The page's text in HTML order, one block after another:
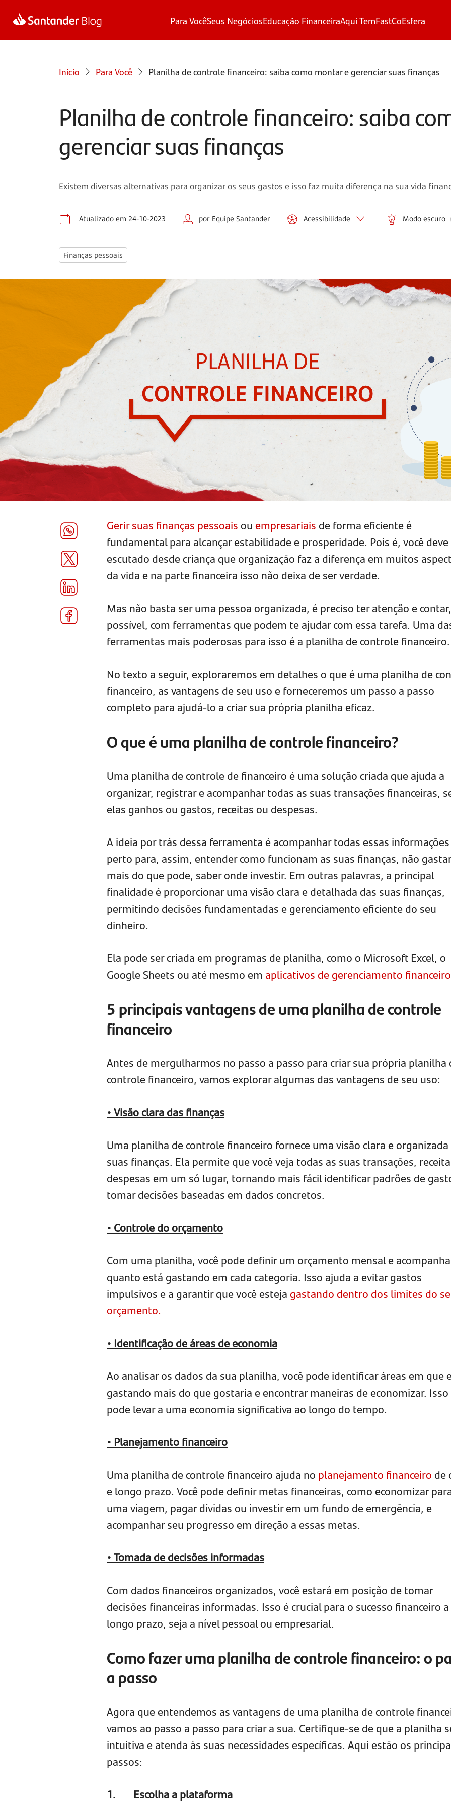
Para VocêSeus NegóciosEducação FinanceiraAqui TemFastCoEsfera
Início Para Você Planilha de controle financeiro: saiba como montar e gerenciar suas finanças
Planilha de controle financeiro: saiba
gerenciar suas finanças
Existem diversas alternativas para organizar os seus gastos e isso faz muita diferença na sua vida
Atualizado em 24-10-2023 por Equipe Santander Acessibilidade Modo escuro
Finanças pessoais
Gerir suas finanças pessoaisouempresariais de forma eficiente é
fundamental para alcançar estabilidade e prosperidade. Pois é, você
escutado desde criança que organização faz a diferença em muitos
da vida e na parte financeira isso não deixa de ser verdade.
Mas não basta ser uma pessoa organizada, é preciso ter atenção e
possível, com ferramentas que podem te ajudar com essa tarefa. Uma
ferramentas mais poderosas para isso é a planilha de controle financeiro.
No texto a seguir, exploraremos em detalhes o que é uma planilha de
financeiro, as vantagens de seu uso e forneceremos um passo a passo
completo para ajudá-lo a criar sua própria planilha eficaz.
O que é uma planilha de controle financeiro?
Uma planilha de controle de financeiro é uma solução criada que ajuda a
organizar, registrar e acompanhar todas as suas transações financeiras,
elas ganhos ou gastos, receitas ou despesas.
A ideia por trás dessa ferramenta é acompanhar todas essas
perto para, assim, entender como funcionam as suas finanças, não gastar
mais do que pode, saber onde investir. Em outras palavras, a principal
finalidade é proporcionar uma visão clara e detalhada das suas finanças,
permitindo decisões fundamentadas e gerenciamento eficiente do seu
dinheiro.
Ela pode ser criada em programas de planilha, como o Microsoft Excel, o
Google Sheets ou até mesmo em aplicativos de gerenciamento
5 principais vantagens de uma planilha de controle
financeiro
Antes de mergulharmos no passo a passo para criar sua própria planilha
controle financeiro, vamos explorar algumas das vantagens de seu uso:
• Visão clara das finanças
Uma planilha de controle financeiro fornece uma visão clara e organizada
suas finanças. Ela permite que você veja todas as suas transações,
despesas em um só lugar, tornando mais fácil identificar padrões de
tomar decisões baseadas em dados concretos.
• Controle do orçamento
Com uma planilha, você pode definir um orçamento mensal e
quanto está gastando em cada categoria. Isso ajuda a evitar gastos
impulsivos e a garantir que você esteja gastando dentro dos limites do
orçamento.
• Identificação de áreas de economia
Ao analisar os dados da sua planilha, você pode identificar áreas em que
gastando mais do que gostaria e encontrar maneiras de economizar. Isso
pode levar a uma economia significativa ao longo do tempo.
• Planejamento financeiro
Uma planilha de controle financeiro ajuda no planejamento financeiro de
e longo prazo. Você pode definir metas financeiras, como economizar
uma viagem, pagar dívidas ou investir em um fundo de emergência, e
acompanhar seu progresso em direção a essas metas.
• Tomada de decisões informadas
Com dados financeiros organizados, você estará em posição de tomar
decisões financeiras informadas. Isso é crucial para o sucesso financeiro a
longo prazo, seja a nível pessoal ou empresarial.
Como fazer uma planilha de controle financeiro: o
a passo
Agora que entendemos as vantagens de uma planilha de controle
vamos ao passo a passo para criar a sua. Certifique-se de que a planilha
intuitiva e atenda às suas necessidades específicas. Aqui estão os
passos:
1. Escolha a plataforma